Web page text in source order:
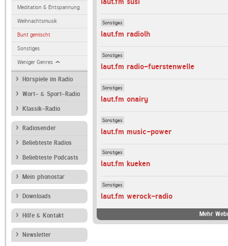
Meditation & Entspannung
Weihnachtsmusik
Bunt gemischt
Sonstiges
Weniger Genres
Hörspiele im Radio
Wort- & Sport-Radio
Klassik-Radio
Radiosender
Beliebteste Radios
Beliebteste Podcasts
Mein phonostar
Downloads
Hilfe & Kontakt
Newsletter
Sonstiges
laut.fm radiolh
Sonstiges
laut.fm radio-fuerstenwelle
Sonstiges
laut.fm onairy
Sonstiges
laut.fm music-power
Sonstiges
laut.fm kueken
Sonstiges
laut.fm werock-radio
Mehr